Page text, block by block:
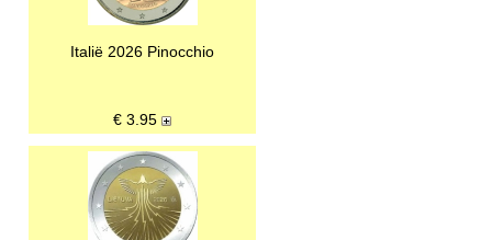
Italië 2026 Pinocchio
€ 3.95